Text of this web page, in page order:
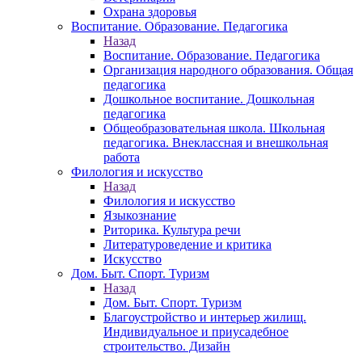
Охрана здоровья
Воспитание. Образование. Педагогика
Назад
Воспитание. Образование. Педагогика
Организация народного образования. Общая
педагогика
Дошкольное воспитание. Дошкольная
педагогика
Общеобразовательная школа. Школьная
педагогика. Внеклассная и внешкольная
работа
Филология и искусство
Назад
Филология и искусство
Языкознание
Риторика. Культура речи
Литературоведение и критика
Искусство
Дом. Быт. Спорт. Туризм
Назад
Дом. Быт. Спорт. Туризм
Благоустройство и интерьер жилищ.
Индивидуальное и приусадебное
строительство. Дизайн